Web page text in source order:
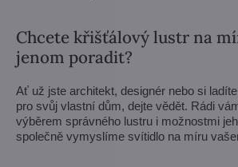
Chcete křišťálový lustr na
jenom poradit?
Ať už jste architekt, designér nebo si
pro svůj vlastní dům, dejte vědět. Rádi
výběrem správného lustru i možnostmi
společně vymyslíme svítidlo na míru